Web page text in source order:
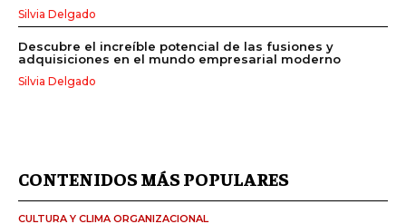
Silvia Delgado
Descubre el increíble potencial de las fusiones y
adquisiciones en el mundo empresarial moderno
Silvia Delgado
CONTENIDOS MÁS POPULARES
CULTURA Y CLIMA ORGANIZACIONAL